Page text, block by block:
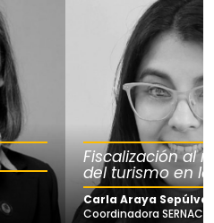
Fiscalización al
del turismo en
Carla Araya
Coordinadora SERNAC